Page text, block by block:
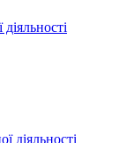
діяльності